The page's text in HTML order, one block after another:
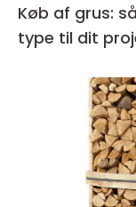
Køb af grus:
type til dit